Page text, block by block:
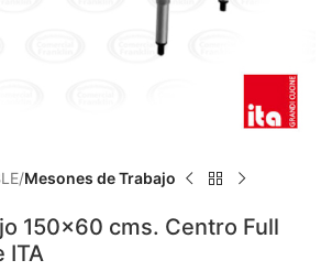
Mesones de Trabajo
150×60 cms. Centro Full
ITA